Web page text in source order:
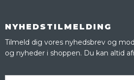
NYHEDSTILMELDING
Tilmeld dig vores nyhedsbrev og
og nyheder i shoppen. Du kan altid